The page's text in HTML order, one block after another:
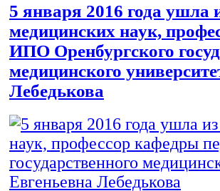
5 января 2016 года ушла
медицинских наук,
ИПО Оренбургского
медицинского
Лебедькова